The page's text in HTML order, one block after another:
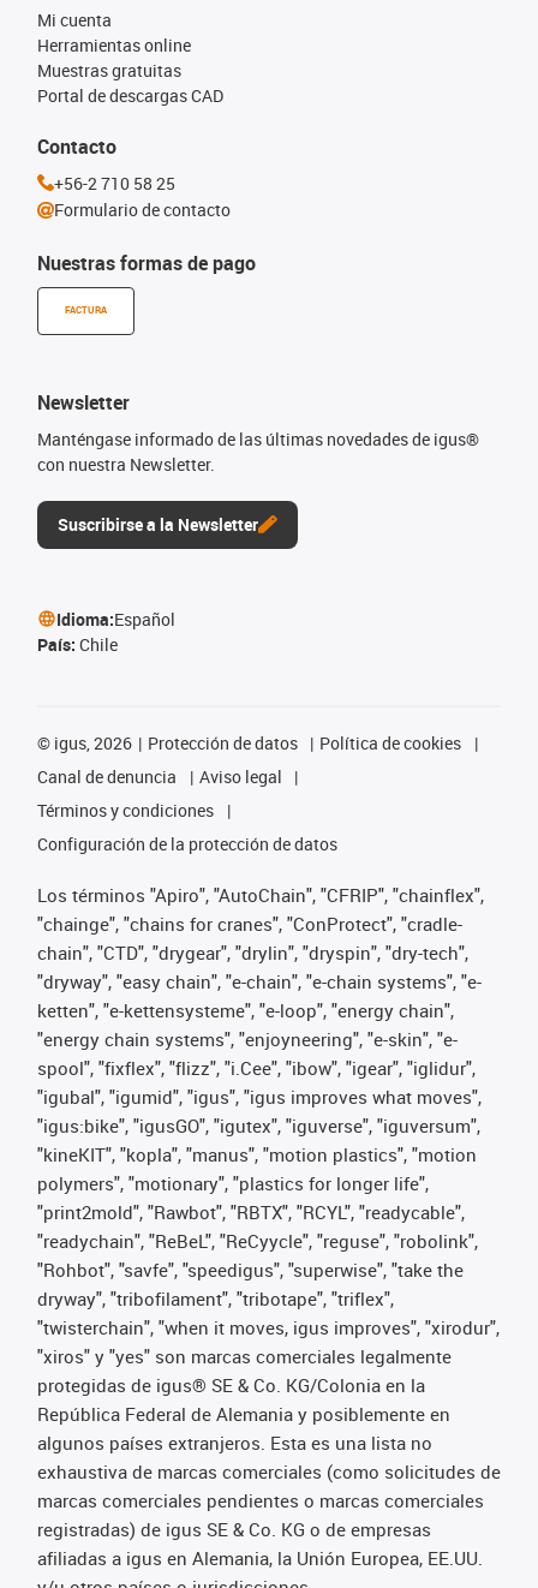
Nuestras formas de pago
FACTURA
Mi cuenta
Herramientas online
Muestras gratuitas
Portal de descargas CAD
Newsletter
Manténgase informado de las últimas novedades de igus®
con nuestra Newsletter.
Suscribirse a la Newsletter
Contacto
+56-2 710 58 25
Formulario de contacto
Idioma:Español
País: Chile
© igus, 2026 Protección de datos
Política de cookies
Canal de denuncia
Aviso legal
Términos y condiciones
Configuración de la protección de datos
Los términos "Apiro", "AutoChain", "CFRIP", "chainflex",
"chainge", "chains for cranes", "ConProtect", "cradle-
chain", "CTD", "drygear", "drylin", "dryspin", "dry-tech",
"dryway", "easy chain", "e-chain", "e-chain systems", "e-
ketten", "e-kettensysteme", "e-loop", "energy chain",
"energy chain systems", "enjoyneering", "e-skin", "e-
spool", "fixflex", "flizz", "i.Cee", "ibow", "igear", "iglidur",
"igubal", "igumid", "igus", "igus improves what moves",
"igus:bike", "igusGO", "igutex", "iguverse", "iguversum",
"kineKIT", "kopla", "manus", "motion plastics", "motion
polymers", "motionary", "plastics for longer life",
"print2mold", "Rawbot", "RBTX", "RCYL", "readycable",
"readychain", "ReBeL", "ReCyycle", "reguse", "robolink",
"Rohbot", "savfe", "speedigus", "superwise", "take the
dryway", "tribofilament", "tribotape", "triflex",
"twisterchain", "when it moves, igus improves", "xirodur",
"xiros" y "yes" son marcas comerciales legalmente
protegidas de igus® SE & Co. KG/Colonia en la
República Federal de Alemania y posiblemente en
algunos países extranjeros. Esta es una lista no
exhaustiva de marcas comerciales (como solicitudes de
marcas comerciales pendientes o marcas comerciales
registradas) de igus SE & Co. KG o de empresas
afiliadas a igus en Alemania, la Unión Europea, EE.UU.